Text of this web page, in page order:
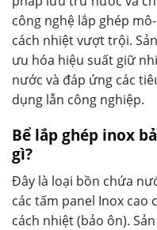
công nghệ lắp ghép
cách nhiệt vượt trội.
ưu hóa hiệu suất giữ
nước và đáp ứng các
dụng lẫn công nghiệp.
Bể lắp ghép inox
gì?
Đây là loại bồn chứa
các tấm panel Inox cao
cách nhiệt (bảo ôn).